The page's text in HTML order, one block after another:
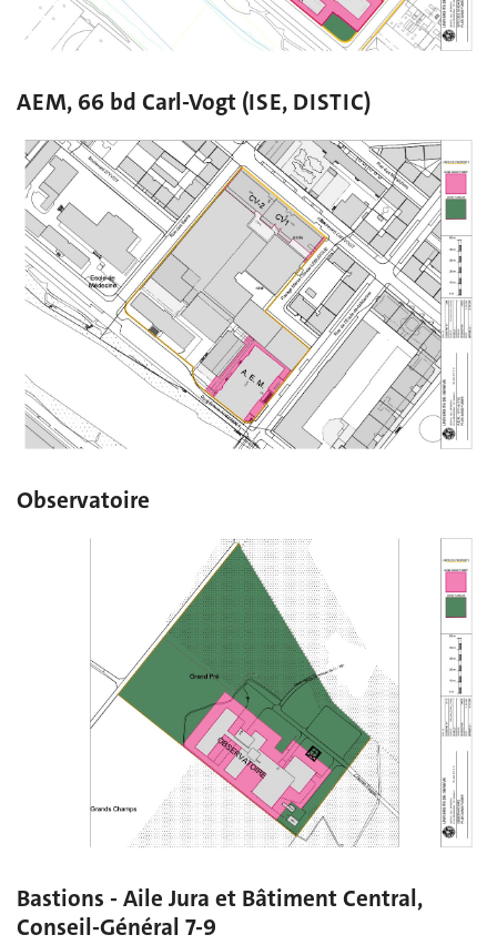
AEM, 66 bd Carl-Vogt (ISE, DISTIC)
Observatoire
Bastions - Aile Jura et Bâtiment Central,
Conseil-Général 7-9